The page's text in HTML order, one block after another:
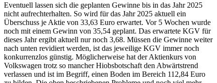
Eventuell lassen sich die geplanten Gewinne bis in das Jahr 2025
nicht aufrechterhalten. So wird für das Jahr 2025 aktuell ein
Überschuss je Aktie von 33,63 Euro erwartet. Vor 5 Wochen wurde
noch mit einem Gewinn von 35,54 geplant. Das erwartete KGV für
dieses Jahr ergibt aktuell nur noch 3,68. Müssen die Gewinne weiter
nach unten revidiert werden, ist das jeweilige KGV immer noch
konkurrenzlos günstig. Möglicherweise hat der Aktienkurs von
Volkswagen trotz so mancher Hiobsbotschaft den Abwärtstrend
verlassen und ist im Begriff, einen Boden im Bereich 112,84 Euro